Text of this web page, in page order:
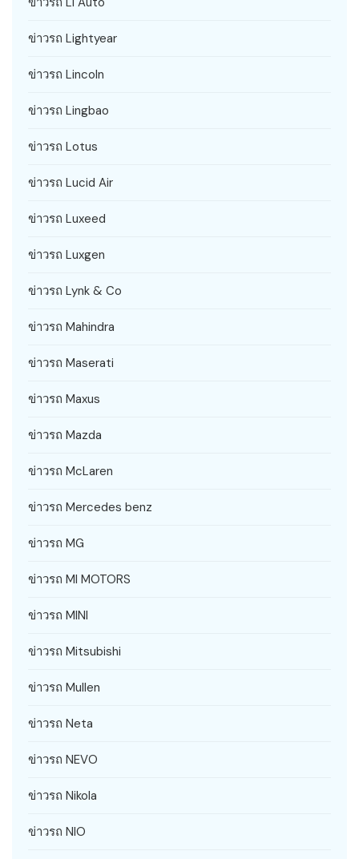
ข่าวรถ Lightyear
ข่าวรถ Lincoln
ข่าวรถ Lingbao
ข่าวรถ Lotus
ข่าวรถ Lucid Air
ข่าวรถ Luxeed
ข่าวรถ Luxgen
ข่าวรถ Lynk & Co
ข่าวรถ Mahindra
ข่าวรถ Maserati
ข่าวรถ Maxus
ข่าวรถ Mazda
ข่าวรถ McLaren
ข่าวรถ Mercedes benz
ข่าวรถ MG
ข่าวรถ MI MOTORS
ข่าวรถ MINI
ข่าวรถ Mitsubishi
ข่าวรถ Mullen
ข่าวรถ Neta
ข่าวรถ NEVO
ข่าวรถ Nikola
ข่าวรถ NIO